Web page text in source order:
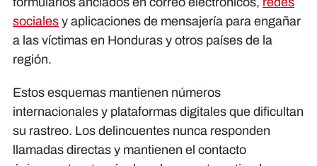
sociales y aplicaciones de mensajería para engañar
a las víctimas en Honduras y otros países de la
región.
Estos esquemas mantienen números
internacionales y plataformas digitales que dificultan
su rastreo. Los delincuentes nunca responden
llamadas directas y mantienen el contacto